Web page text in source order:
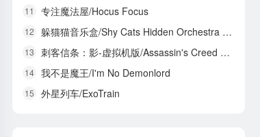
11 专注魔法屋/Hocus Focus
12 躲猫猫音乐盒/Shy Cats Hidden Orchestra 2 - The Return
13 刺客信条：影-虚拟机版/Assassin's Creed Shadows HYPERVISOR
14 我不是魔王/I'm No Demonlord
15 外星列车/ExoTrain